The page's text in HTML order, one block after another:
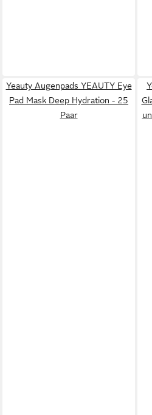
Yeauty Augenpads YEAUTY Eye
Pad Mask Deep Hydration - 25
Paar